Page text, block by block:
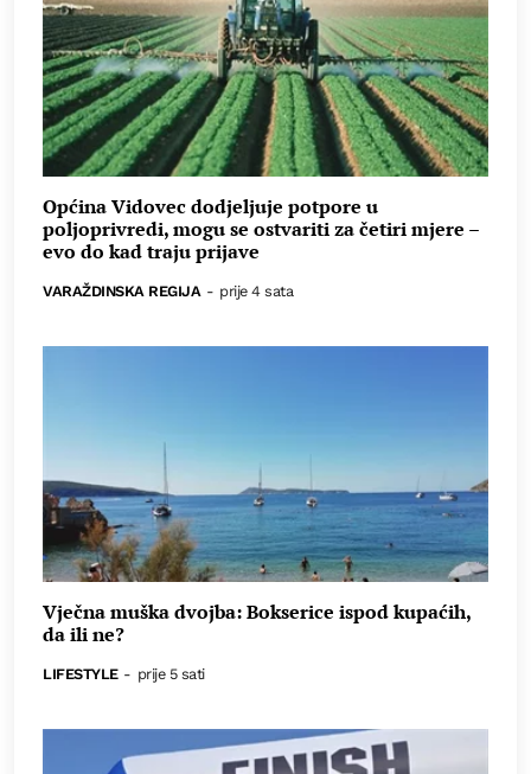
Općina Vidovec dodjeljuje potpore u
poljoprivredi, mogu se ostvariti za četiri mjere –
evo do kad traju prijave
VARAŽDINSKA REGIJA - prije 4 sata
Vječna muška dvojba: Bokserice ispod kupaćih,
da ili ne?
LIFESTYLE - prije 5 sati